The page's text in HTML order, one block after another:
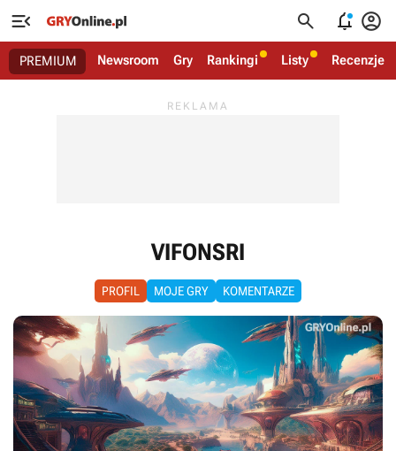
   
PREMIUM Newsroom Gry Rankingi Listy Recenzje
VIFONSRI
PROFIL MOJE GRY KOMENTARZE